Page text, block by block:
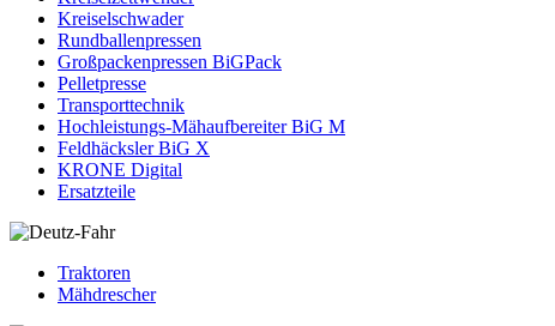
Kreiselschwader
Rundballenpressen
Großpackenpressen BiGPack
Pelletpresse
Transporttechnik
Hochleistungs-Mähaufbereiter BiG M
Feldhäcksler BiG X
KRONE Digital
Ersatzteile
Traktoren
Mähdrescher